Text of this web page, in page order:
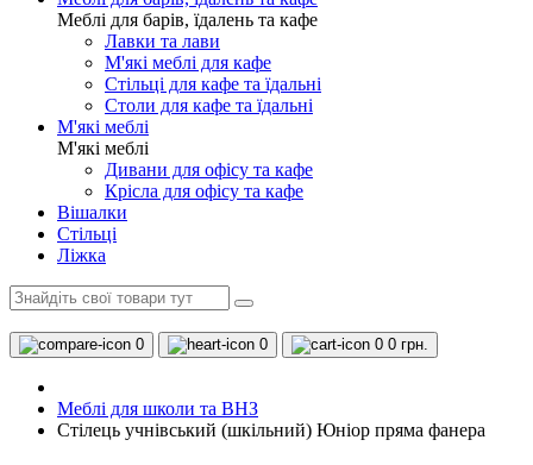
Меблі для барів, їдалень та кафе
Лавки та лави
М'які меблі для кафе
Стільці для кафе та їдальні
Столи для кафе та їдальні
М'які меблі
М'які меблі
Дивани для офісу та кафе
Крісла для офісу та кафе
Вішалки
Стільці
Ліжка
0 0 0 0 грн.
Меблі для школи та ВНЗ
Стілець учнівський (шкільний) Юніор пряма фанера